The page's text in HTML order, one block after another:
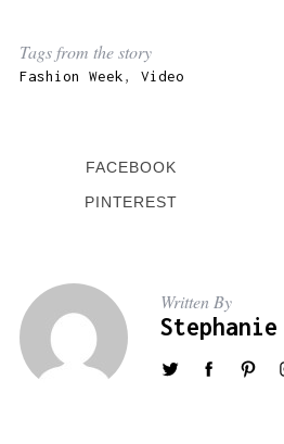
Tags from the story
Fashion Week, Video
FACEBOOK
PINTEREST
Written By
Stephanie